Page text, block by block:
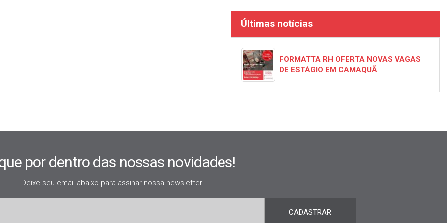
Últimas notícias
FORMATTA RH OFERTA NOVAS VAGAS
DE ESTÁGIO EM CAMAQUÃ
por dentro das nossas novidades!
Deixe seu email abaixo para assinar nossa newsletter
CADASTRAR